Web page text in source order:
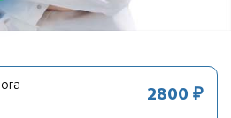
2800 ₽